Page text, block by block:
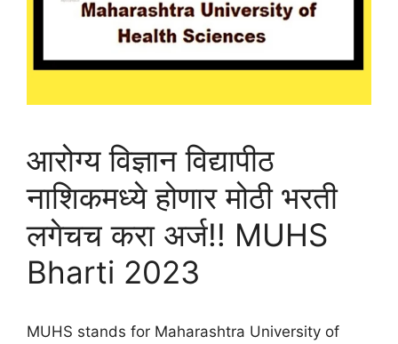
आरोग्य विज्ञान विद्यापीठ
नाशिकमध्ये होणार मोठी भरती
लगेचच करा अर्ज!! MUHS
Bharti 2023
MUHS stands for Maharashtra University of